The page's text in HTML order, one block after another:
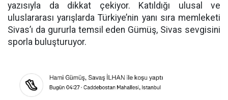
yazısıyla da dikkat çekiyor. Katıldığı ulusal ve
uluslararası yarışlarda Türkiye’nin yanı sıra memleketi
Sivas’ı da gururla temsil eden Gümüş, Sivas sevgisini
sporla buluşturuyor.